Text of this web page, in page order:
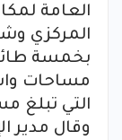
العامة
المركزي
بخمسة
مساحات
وقال مدير